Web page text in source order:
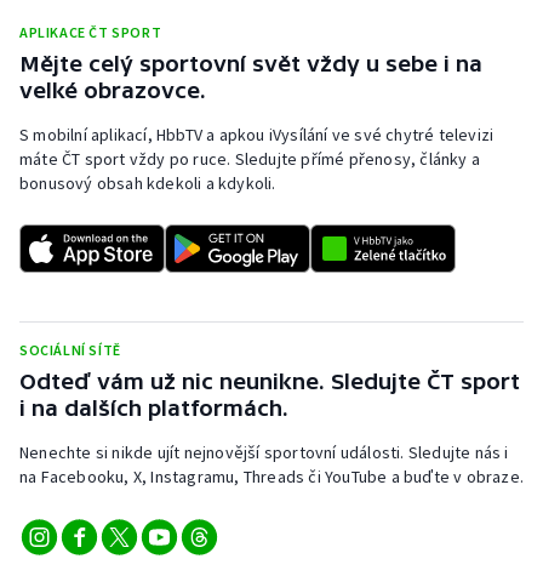
Veslování
Vodní slalom
Volejbal
APLIKACE ČT SPORT
Mějte celý sportovní svět vždy u sebe i na
velké obrazovce.
S mobilní aplikací, HbbTV a apkou iVysílání ve své chytré televizi
máte ČT sport vždy po ruce. Sledujte přímé přenosy, články a
bonusový obsah kdekoli a kdykoli.
SOCIÁLNÍ SÍTĚ
Odteď vám už nic neunikne. Sledujte ČT sport
i na dalších platformách.
Nenechte si nikde ujít nejnovější sportovní události. Sledujte nás i
na Facebooku, X, Instagramu, Threads či YouTube a buďte v obraze.